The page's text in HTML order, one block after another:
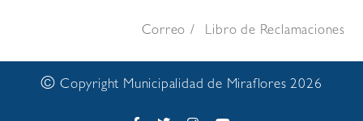
Correo Libro de Reclamaciones
© Copyright Municipalidad de Miraflores 2026